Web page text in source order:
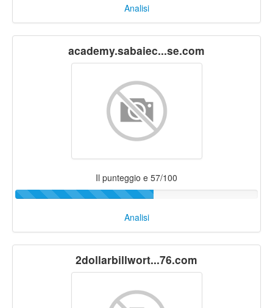
Analisi
academy.sabaiec...se.com
Il punteggio e 57/100
Analisi
2dollarbillwort...76.com